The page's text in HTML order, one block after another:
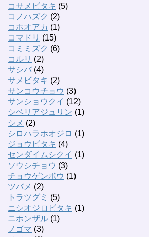
コサメビタキ (5)
コノハズク (2)
コホオアカ (1)
コマドリ (15)
コミミズク (6)
コルリ (2)
サシバ (4)
サメビタキ (2)
サンコウチョウ (3)
サンショウクイ (12)
シベリアジュリン (1)
シメ (2)
シロハラホオジロ (1)
ジョウビタキ (4)
センダイムシクイ (1)
ソウシチョウ (3)
チョウゲンボウ (1)
ツバメ (2)
トラツグミ (5)
ニシオジロビタキ (1)
ニホンザル (1)
ノゴマ (3)